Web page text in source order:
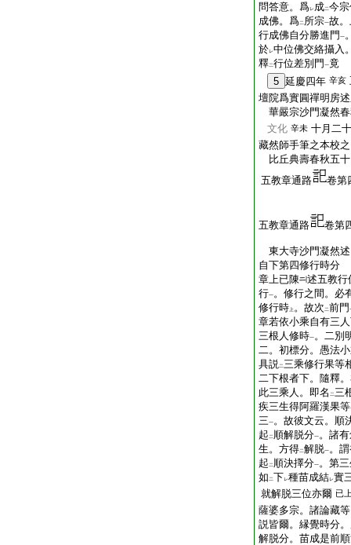
問答意。爲レ成二今
成佛。爲二 所宗一故
行成佛自分勝進門 一
於レ中位佛交絡攝入
釋二行位差別門 一竟
5 延慶四年 辛亥
壇院爲實圓禪明房
華嚴宗沙門凝然
文化 辛未 十月二
藏然師手筆之本校之
比丘典壽春秋五
五教章通路
卷第
五教章通路 卷第
東大寺沙門凝然
自下第四修行時分
章上已陳
述五教行
行一。修行之間。必
修行時 上 。故次 二前門
章若依小乘自有三
三根人修時一。二別
二。初標分。愚法
具説二三乘修行果等
二下根者下。隨釋
此三乘人。即名 二三
疾三生得阿羅漢果等
三一。故彼文云。順
起 二 順解脱分一。諸
生。方得二解脱一。
起 二 順決擇分一。第
如 二下レ種苗成結レ實
就解脱三位亦爾 已
薩婆多宗。諸論藏
説皆爾。縁覺時分
解脱分。苗成是前